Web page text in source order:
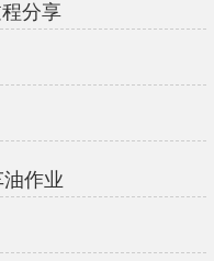
分享
作业